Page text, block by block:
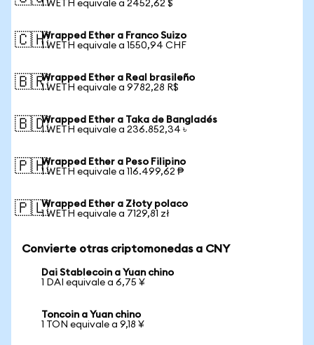
1 WETH equivale a 2452,62 $
🇨🇭Wrapped Ether a Franco Suizo
1 WETH equivale a 1550,94 CHF
🇧🇷Wrapped Ether a Real brasileño
1 WETH equivale a 9782,28 R$
🇧🇩Wrapped Ether a Taka de Bangladés
1 WETH equivale a 236.852,34 ৳
🇵🇭Wrapped Ether a Peso Filipino
1 WETH equivale a 116.499,62 ₱
🇵🇱Wrapped Ether a Złoty polaco
1 WETH equivale a 7129,81 zł
Convierte otras criptomonedas a CNY
Dai Stablecoin a Yuan chino
1 DAI equivale a 6,75 ¥
Toncoin a Yuan chino
1 TON equivale a 9,18 ¥